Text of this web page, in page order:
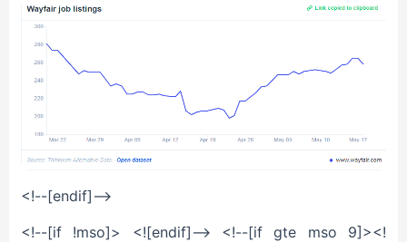
<!--[endif]-->
<!--[if !mso]> <![endif]--> <!--[if gte mso 9]><!